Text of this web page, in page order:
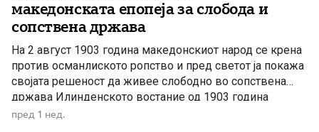
македонската епопеја за слобода и
сопствена држава
На 2 август 1903 година македонскиот народ се крена
против османлиското ропство и пред светот ја покажа
својата решеност да живее слободно во сопствена
држава Илинденското востание од 1903 година
претставува еден од најсветлите и најзначајните
пред 1 нед.